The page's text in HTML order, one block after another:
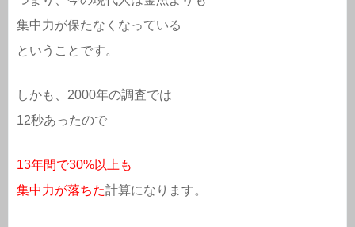
集中力が保たなくなっている
ということです。
しかも、2000年の調査では
12秒あったので
13年間で30%以上も
集中力が落ちた計算になります。